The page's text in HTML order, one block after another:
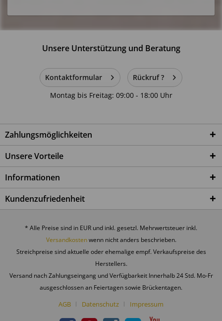
aussetzen.
Beim Schließen von Türen und Schubladen auf Hände und
7. Kleinteile
Kleinkindern aufbewahren.
8. Chemische Anforderungen
Chemikalienverordnung (REACH). Produktionsbedingte
Gerüche können unmittelbar nach dem Auspacken
9. Pflege und Umgebungsbedingungen
Mit weichem Tuch und mildem Reinigungsmittel reinigen.
verwenden.
Vor dauerhafter Feuchtigkeit, starker Hitze und direkter
Holz ist ein Naturprodukt; leichte Maß- und
Farbveränderungen sind materialbedingt möglich.
Unsere Unterstützung und Beratung
Kontaktformular
Rückruf ?
Montag bis Freitag: 09:00 - 18:00 Uhr
Zahlungsmöglichkeiten
Unsere Vorteile
Informationen
Kundenzufriedenheit
* Alle Preise sind in EUR und inkl. gesetzl. Mehrwertsteuer inkl.
Versandkostenwenn nicht anders beschrieben.
Streichpreise sind aktuelle oder ehemalige empf. Verkaufspreise des
Herstellers.
Versand nach Zahlungseingang und Verfügbarkeit Innerhalb 24 Std. Mo-Fr
ausgeschlossen an Feiertagen sowie Brückentagen.
AGB Datenschutz Impressum